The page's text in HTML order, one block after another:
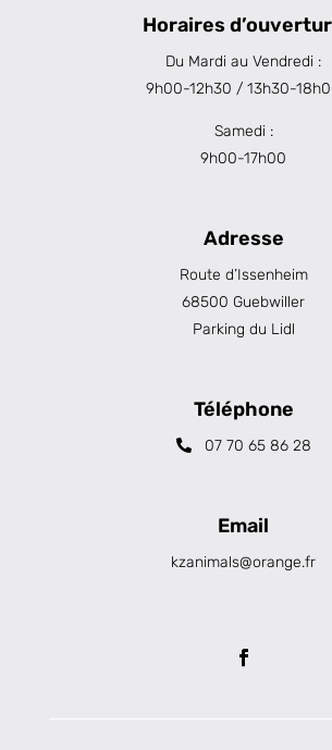
Horaires
Du Mardi au Vendredi :
9h00-12h30 / 13h30-
Samedi :
9h00-17h00
Adresse
Route d’Issenheim
68500 Guebwiller
Parking du Lidl
Téléphone
07 70 65 86 28
Email
kzanimals@orange.fr